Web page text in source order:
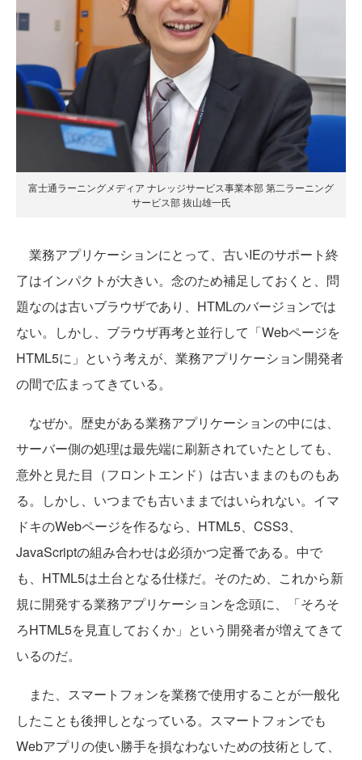
富士通ラーニングメディア ナレッジサービス事業本部 第二ラーニング
サービス部 抜山雄一氏
業務アプリケーションにとって、古いIEのサポート終
了はインパクトが大きい。念のため補足しておくと、問
題なのは古いブラウザであり、HTMLのバージョンでは
ない。しかし、ブラウザ再考と並行して「Webページを
HTML5に」という考えが、業務アプリケーション開発者
の間で広まってきている。
なぜか。歴史がある業務アプリケーションの中には、
サーバー側の処理は最先端に刷新されていたとしても、
意外と見た目（フロントエンド）は古いままのものもあ
る。しかし、いつまでも古いままではいられない。イマ
ドキのWebページを作るなら、HTML5、CSS3、
JavaScriptの組み合わせは必須かつ定番である。中で
も、HTML5は土台となる仕様だ。そのため、これから新
規に開発する業務アプリケーションを念頭に、「そろそ
ろHTML5を見直しておくか」という開発者が増えてきて
いるのだ。
また、スマートフォンを業務で使用することが一般化
したことも後押しとなっている。スマートフォンでも
Webアプリの使い勝手を損なわないための技術として、